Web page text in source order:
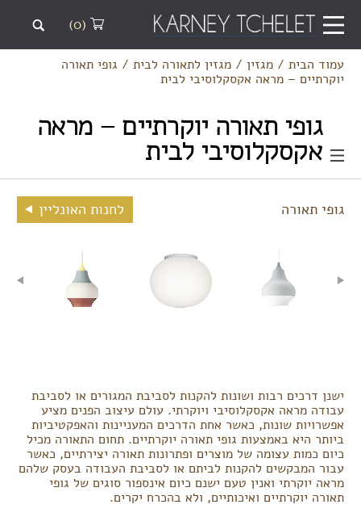
(0)
עמוד הבית/ מגזין/ מגזין לתאורה לבית/ גופי תאורה
יוקרתיים – מראה אקסקלוסיבי לבית
גופי תאורה יוקרתיים – מראה
אקסקלוסיבי לבית
גופי תאורה לחנות האונליין
ישנן דרכים רבות ושונות להקנות לסביבת המגורים או לסביבת
עבודה מראה אקסקלוסיבי ויוקרתי. עולם עיצוב הפנים מציע
אפשרויות שונות, כאשר אחת הדרכים המעניינות והאפקטיביות
ביותר היא באמצעות גופי תאורה יוקרתיים. תחום התאורה מכיל
כיום כמות עצומה של מוצרים ופתרונות תאורה יצירתיים, כאשר
עבור המבקשים להקנות לביתם או לסביבת העבודה בעסק שלהם
מראה יוקרתי ואנין טעם ישנם כיום אינספור סוגים של גופי
תאורה יוקרתיים ואיכותיים, ולא בהכרח יקרים.